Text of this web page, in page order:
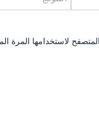
لاستخدامها المرة